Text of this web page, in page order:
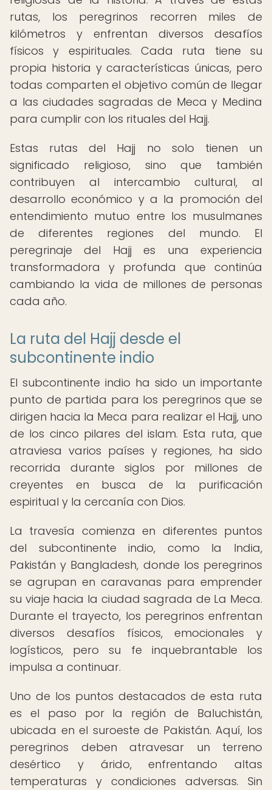
rutas, los peregrinos recorren miles de
kilómetros y enfrentan diversos desafíos
físicos y espirituales. Cada ruta tiene su
propia historia y características únicas, pero
todas comparten el objetivo común de llegar
a las ciudades sagradas de Meca y Medina
para cumplir con los rituales del Hajj.
Estas rutas del Hajj no solo tienen un
significado religioso, sino que también
contribuyen al intercambio cultural, al
desarrollo económico y a la promoción del
entendimiento mutuo entre los musulmanes
de diferentes regiones del mundo. El
peregrinaje del Hajj es una experiencia
transformadora y profunda que continúa
cambiando la vida de millones de personas
cada año.
La ruta del Hajj desde el
subcontinente indio
El subcontinente indio ha sido un importante
punto de partida para los peregrinos que se
dirigen hacia la Meca para realizar el Hajj, uno
de los cinco pilares del islam. Esta ruta, que
atraviesa varios países y regiones, ha sido
recorrida durante siglos por millones de
creyentes en busca de la purificación
espiritual y la cercanía con Dios.
La travesía comienza en diferentes puntos
del subcontinente indio, como la India,
Pakistán y Bangladesh, donde los peregrinos
se agrupan en caravanas para emprender
su viaje hacia la ciudad sagrada de La Meca.
Durante el trayecto, los peregrinos enfrentan
diversos desafíos físicos, emocionales y
logísticos, pero su fe inquebrantable los
impulsa a continuar.
Uno de los puntos destacados de esta ruta
es el paso por la región de Baluchistán,
ubicada en el suroeste de Pakistán. Aquí, los
peregrinos deben atravesar un terreno
desértico y árido, enfrentando altas
temperaturas y condiciones adversas. Sin